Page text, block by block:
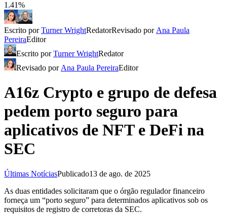
1.41%
Escrito porTurner WrightRedatorRevisado por Ana Paula
PereiraEditor
Escrito porTurner WrightRedator
Revisado por Ana Paula PereiraEditor
A16z Crypto e grupo de defesa
pedem porto seguro para
aplicativos de NFT e DeFi na
SEC
Últimas NotíciasPublicado13 de ago. de 2025
As duas entidades solicitaram que o órgão regulador financeiro
forneça um “porto seguro” para determinados aplicativos sob os
requisitos de registro de corretoras da SEC.